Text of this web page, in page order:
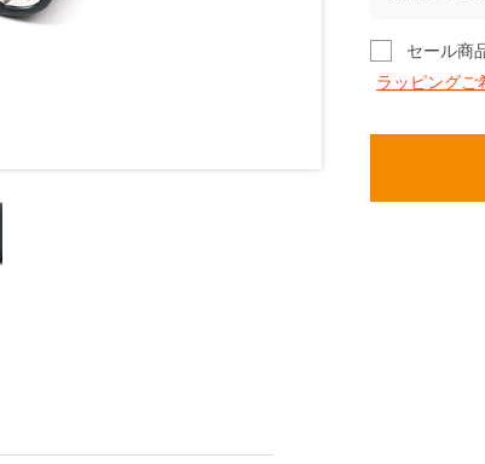
セール商
ラッピング